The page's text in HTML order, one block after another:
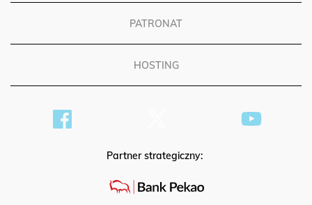
PATRONAT
HOSTING
Partner strategiczny: